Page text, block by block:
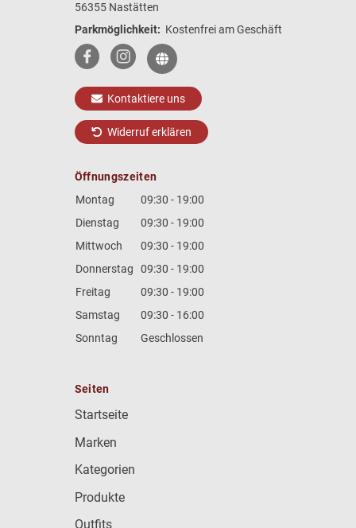
56355 Nastätten
Parkmöglichkeit: Kostenfrei am Geschäft
Kontaktiere uns
Widerruf erklären
Öffnungszeiten
Montag
09:30 - 19:00
Dienstag
09:30 - 19:00
Mittwoch
09:30 - 19:00
Donnerstag
09:30 - 19:00
Freitag
09:30 - 19:00
Samstag
09:30 - 16:00
Sonntag
Geschlossen
Seiten
Startseite
Marken
Kategorien
Produkte
Outfits